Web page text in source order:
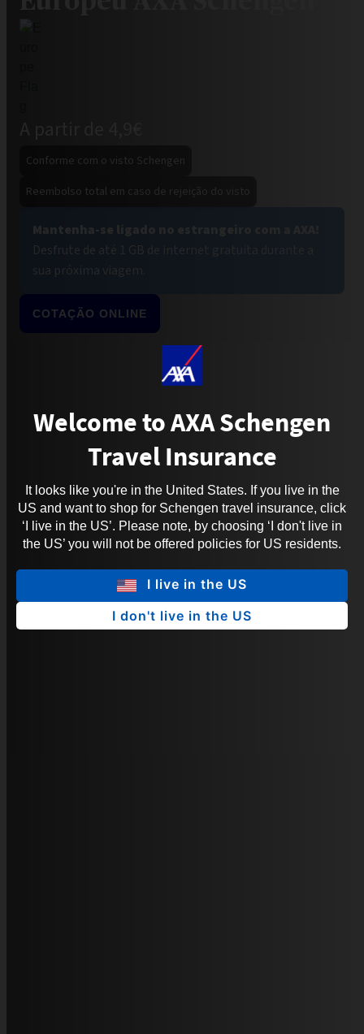
Welcome to AXA Schengen
Travel Insurance
It looks like you're in the United States. If you live in the
US and want to shop for Schengen travel insurance, click
‘I live in the US’. Please note, by choosing ‘I don't live in
the US’ you will not be offered policies for US residents.
I live in the US
I don't live in the US
Conforme com o visto Schengen
Reembolso total em caso de rejeição do visto
Mantenha-se ligado no estrangeiro com a AXA!
Desfrute de até 1 GB de internet gratuita durante a
sua próxima viagem.
COTAÇÃO ONLINE